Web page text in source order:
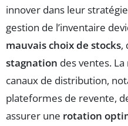
innover dans leur
gestion de l’inventaire
mauvais choix de stocks,
stagnation des ventes.
canaux de distribution,
plateformes de revente,
assurer une rotation